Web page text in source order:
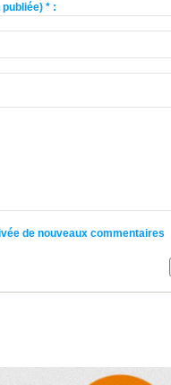
* :
de nouveaux commentaires